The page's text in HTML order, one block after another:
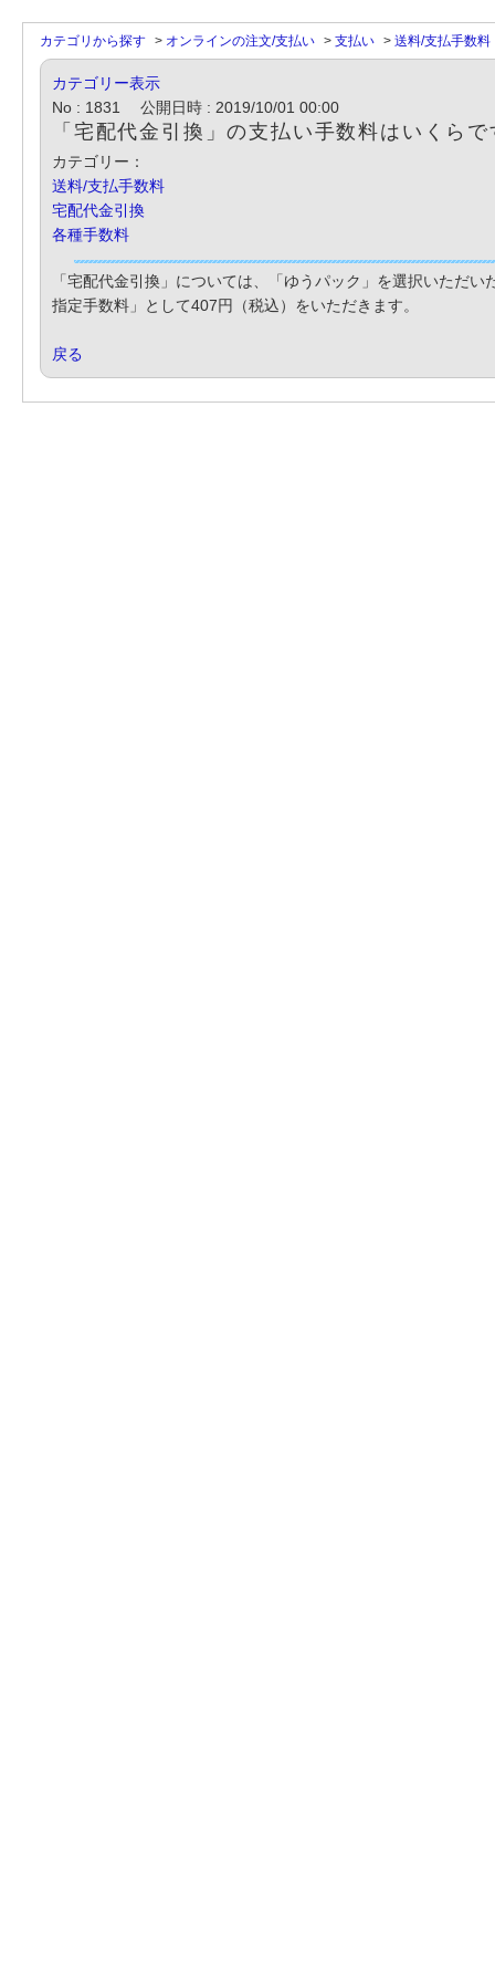
カテゴリから探す > オンラインの注文/支払い > 支払い > 送料/支払手数料
カテゴリー表示
No : 1831
公開日時 : 2019/10/01 00:00
「宅配代金引換」の支払い手数料はいくら
カテゴリー：
送料/支払手数料
宅配代金引換
各種手数料
「宅配代金引換」については、「ゆうパック」を選択いただ
指定手数料」として407円（税込）をいただきます。
戻る